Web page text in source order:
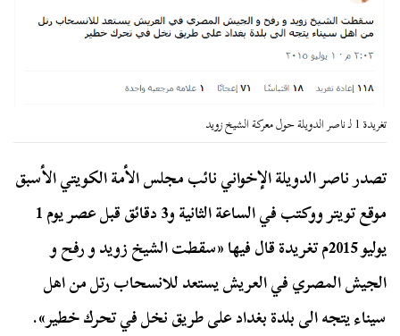
تغريدة 1 لـ ناصر الدويلة حول معركة الشيخ زويد
تصدر ناصر الدويلة الإخواني نائب مجلس الأمة الكويتي الأسبق
موقع تويتر ووكتب في الساعة الثانية و3 دقائق قبل عصر يوم 1
يوليو 2015م تغريدة قال فيها «سقطت الشيخ زويد و رفح و
الجيش المصري في العريش يستعد للانسحاب رتل من اهل
سيناء يتجه الى بلدة بغداد على طريق نخل في تحرك خطير».